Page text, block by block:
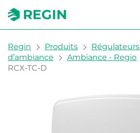
You are here:
Regin Produits Régulateurs
d’ambiance
Ambiance - Regio
RCX-TC-D